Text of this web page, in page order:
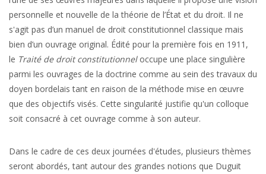
personnelle et nouvelle de la théorie de l’État et du droit. Il ne
s'agit pas d’un manuel de droit constitutionnel classique mais
bien d’un ouvrage original. Édité pour la première fois en 1911,
le Traité de droit constitutionneloccupe une place singulière
parmi les ouvrages de la doctrine comme au sein des travaux du
doyen bordelais tant en raison de la méthode mise en œuvre
que des objectifs visés. Cette singularité justifie qu'un colloque
soit consacré à cet ouvrage comme à son auteur.
Dans le cadre de ces deux journées d'études, plusieurs thèmes
seront abordés, tant autour des grandes notions que Duguit